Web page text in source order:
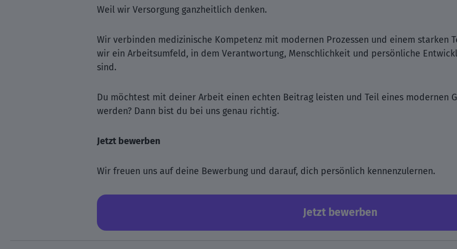
Weil wir Versorgung ganzheitlich denken.
Wir verbinden medizinische Kompetenz mit modernen Prozessen und einem starken
wir ein Arbeitsumfeld, in dem Verantwortung, Menschlichkeit und persönliche
sind.
Du möchtest mit deiner Arbeit einen echten Beitrag leisten und Teil eines modernen
werden? Dann bist du bei uns genau richtig.
Jetzt bewerben
Wir freuen uns auf deine Bewerbung und darauf, dich persönlich kennenzulernen.
Jetzt bewerben